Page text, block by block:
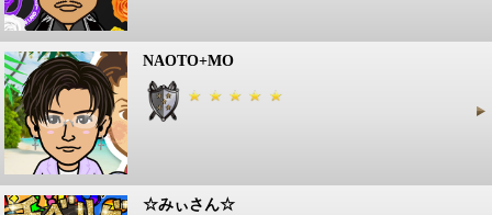
NAOTO+MO
☆みぃさん☆